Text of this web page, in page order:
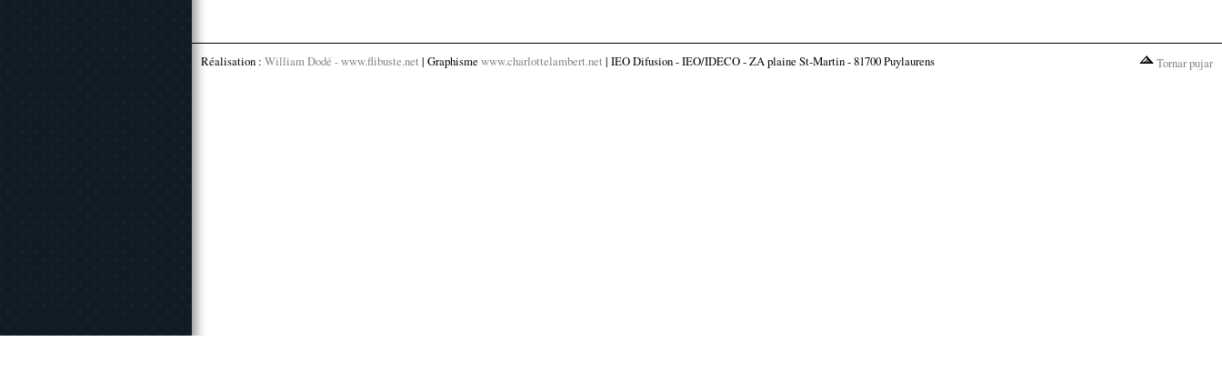
Réalisation : William Dodé - www.flibuste.net | Graphisme www.charlottelambert.net | IEO Difusion - IEO/IDECO - ZA plaine St-Martin - 81700 Puylaurens Tornar pujar